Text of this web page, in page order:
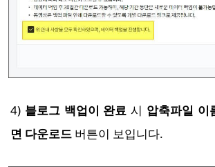
4) 블로그 백업이 완료 시 압축파일 이
면 다운로드 버튼이 보입니다.